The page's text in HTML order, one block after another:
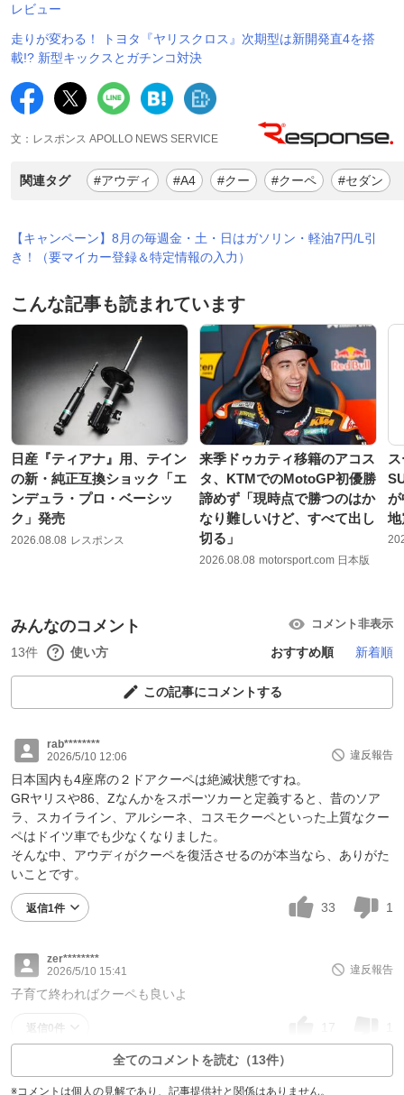
レビュー
走りが変わる！ トヨタ『ヤリスクロス』次期型は新開発直4を搭
載!? 新型キックスとガチンコ対決
文：レスポンス APOLLO NEWS SERVICE
関連タグ #アウディ #A4 #クー #クーペ #セダン
【キャンペーン】8月の毎週金・土・日はガソリン・軽油7円/L引
き！（要マイカー登録＆特定情報の入力）
こんな記事も読まれています
日産『ティアナ』用、テイン
の新・純正互換ショック「エ
ンデュラ・プロ・ベーシッ
ク」発売
2026.08.08 レスポンス
来季ドゥカティ移籍のアコス
タ、KTMでのMotoGP初優勝
諦めず「現時点で勝つのはか
なり難しいけど、すべて出し
切る」
2026.08.08 motorsport.com 日本版
が
地
みんなのコメント コメント非表示
13件 使い方 おすすめ順 新着順
この記事にコメントする
rab********
2026/5/10 12:06
違反報告
日本国内も4座席の２ドアクーペは絶滅状態ですね。
GRヤリスや86、Zなんかをスポーツカーと定義すると、昔のソア
ラ、スカイライン、アルシーネ、コスモクーペといった上質なクー
ペはドイツ車でも少なくなりました。
そんな中、アウディがクーペを復活させるのが本当なら、ありがた
いことです。
返信1件 33 1
zer********
2026/5/10 15:41
違反報告
子育て終わればクーペも良いよ
返信0件 17
全てのコメントを読む（13件）
※コメントは個人の見解であり、記事提供社と関係はありません。